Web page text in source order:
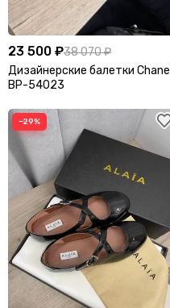
23 500 ₽38 070 ₽
Дизайнерские балетки Chanel
BP-54023
−29%